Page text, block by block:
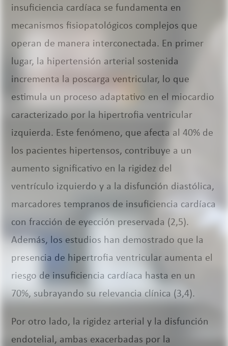
insuficiencia cardíaca se fundamenta en
mecanismos fisiopatológicos complejos que
operan de manera interconectada. En primer
lugar, la hipertensión arterial sostenida
incrementa la poscarga ventricular, lo que
estimula un proceso adaptativo en el miocardio
caracterizado por la hipertrofia ventricular
izquierda. Este fenómeno, que afecta al 40% de
los pacientes hipertensos, contribuye a un
aumento significativo en la rigidez del
ventrículo izquierdo y a la disfunción diastólica,
marcadores tempranos de insuficiencia cardíaca
con fracción de eyección preservada (2,5).
Además, los estudios han demostrado que la
presencia de hipertrofia ventricular aumenta el
riesgo de insuficiencia cardíaca hasta en un
70%, subrayando su relevancia clínica (3,4).
Por otro lado, la rigidez arterial y la disfunción
endotelial, ambas exacerbadas por la